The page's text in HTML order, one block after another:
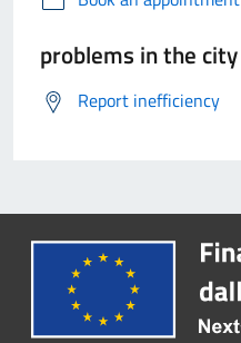
problems in the city
Report inefficiency